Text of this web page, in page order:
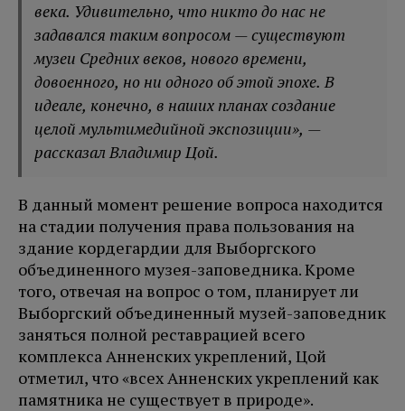
века. Удивительно, что никто до нас не
задавался таким вопросом — существуют
музеи Средних веков, нового времени,
довоенного, но ни одного об этой эпохе. В
идеале, конечно, в наших планах создание
целой мультимедийной экспозиции», —
рассказал Владимир Цой.
В данный момент решение вопроса находится
на стадии получения права пользования на
здание кордегардии для Выборгского
объединенного музея-заповедника. Кроме
того, отвечая на вопрос о том, планирует ли
Выборгский объединенный музей-заповедник
заняться полной реставрацией всего
комплекса Анненских укреплений, Цой
отметил, что «всех Анненских укреплений как
памятника не существует в природе».